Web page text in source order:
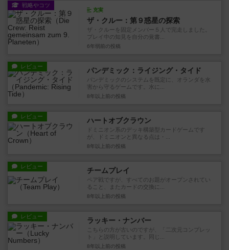
戦略やコツ
充実
ザ・クルー：第９惑星の探索
ザ・クルーを固定メンバー５人で完走しました。
プレイ中の知見を自分の覚書...
6年弱前 の投稿
レビュー パンデミック：ライジング・タイド
パンデミックのシステムを既定に、オランダを水
害から守るゲームです。水に...
8年以上前 の投稿
レビュー ハートオブクラウン
ドミニオン系のデッキ構築型カードゲームです
が、ドミニオンと異なる点は・...
8年以上前 の投稿
レビュー チームプレイ
ペア戦ですが、すべてのお題がオープンされてい
ること、またカードの交換に...
8年以上前 の投稿
レビュー ラッキー・ナンバー
こちらの方が古いのですが、「二次元コンプレッ
ト」と説明しています。同じ...
8年以上前 の投稿